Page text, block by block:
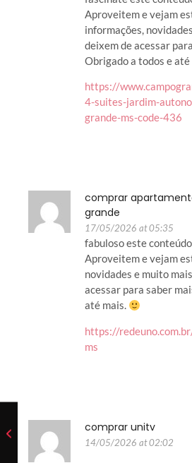
Aproveitem e vejam
informações,
deixem de acessar
Obrigado a todos e até
https://
4-suites-jardim-
grande-ms-code-436
comprar
grande
17/05/2026 at 05:35
fabuloso este
Aproveitem e vejam
novidades e muito
acessar para saber
até mais.
https://
ms
comprar unitv
14/05/2026 at 02:02